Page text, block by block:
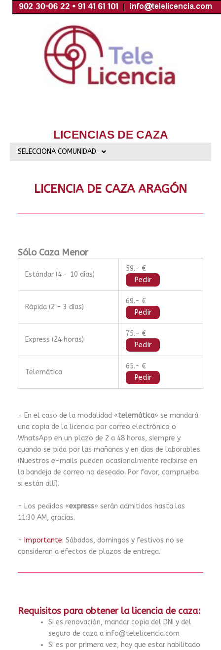
LICENCIAS DE CAZA
SELECCIONA COMUNIDAD
LICENCIA DE CAZA ARAGÓN
Sólo Caza Menor
Estándar (4 - 10 días)
59.- €
Pedir
Rápida (2 - 3 días)
69.- €
Pedir
Express (24 horas)
75.- €
Pedir
Telemática
65.- €
Pedir
- En el caso de la modalidad «telemática» se mandará
una copia de la licencia por correo electrónico o
WhatsApp en un plazo de 2 a 48 horas, siempre y
cuando se pida por las mañanas y en días de laborables.
(Nuestros e-mails pueden ocasionalmente recibirse en
la bandeja de correo no deseado. Por favor, comprueba
si están allí).
- Los pedidos «express» serán admitidos hasta las
11:30 AM, gracias.
- Importante: Sábados, domingos y festivos no se
consideran a efectos de plazos de entrega.
Requisitos para obtener la licencia de caza:
Si es renovación, mandar copia del DNI y del
seguro de caza a info@telelicencia.com
Si es por primera vez, hay que estar habilitado